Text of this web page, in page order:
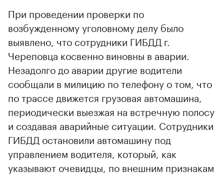
При проведении проверки по
возбужденному уголовному делу было
выявлено, что сотрудники ГИБДД г.
Череповца косвенно виновны в аварии.
Незадолго до аварии другие водители
сообщали в милицию по телефону о том, что
по трассе движется грузовая автомашина,
периодически выезжая на встречную полосу
и создавая аварийные ситуации. Сотрудники
ГИБДД остановили автомашину под
управлением водителя, который, как
указывают очевидцы, по внешним признакам